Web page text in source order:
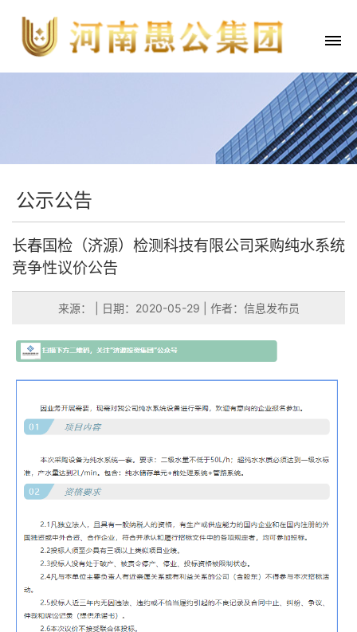
公示公告
长春国检（济源）检测科技有限公司采购纯水系统
竞争性议价公告
来源： 日期：2020-05-29 作者：信息发布员